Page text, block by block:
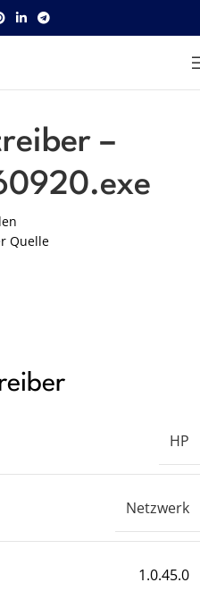
–
Quelle
HP
Netzwerk
1.0.45.0